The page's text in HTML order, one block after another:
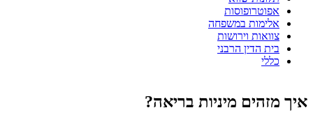
אפוטרופוסות
אלימות במשפחה
צוואות וירושות
בית הדין הרבני
כללי
איך מזהים מיניות בריאה?